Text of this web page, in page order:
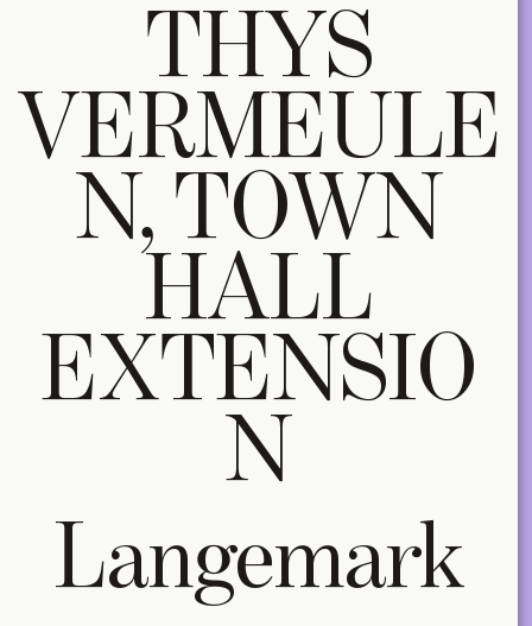
THYS
VERMEULE
N, TOWN
HALL
EXTENSIO
N
Langemark